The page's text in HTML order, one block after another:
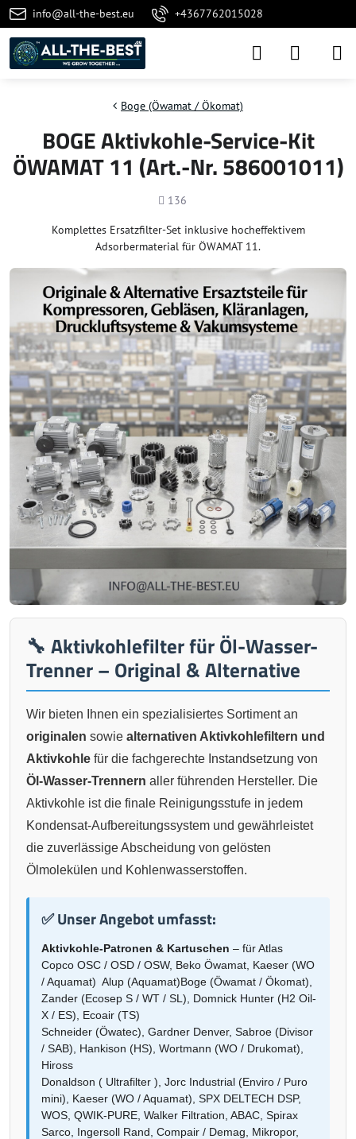
info@all-the-best.eu +4367762015028
Boge (Öwamat / Ökomat)
BOGE Aktivkohle-Service-Kit
ÖWAMAT 11 (Art.-Nr. 586001011)
Anzahl
136
Komplettes Ersatzfilter-Set inklusive hocheffektivem
Adsorbermaterial für ÖWAMAT 11.
🔧 Aktivkohlefilter für Öl-Wasser-
Trenner – Original & Alternative
Wir bieten Ihnen ein spezialisiertes Sortiment an
originalen sowie alternativen Aktivkohlefiltern und
Aktivkohle für die fachgerechte Instandsetzung von
Öl-Wasser-Trennern aller führenden Hersteller. Die
Aktivkohle ist die finale Reinigungsstufe in jedem
Kondensat-Aufbereitungssystem und gewährleistet
die zuverlässige Abscheidung von gelösten
Ölmolekülen und Kohlenwasserstoffen.
✅ Unser Angebot umfasst:
Aktivkohle-Patronen & Kartuschen – für Atlas
Copco OSC / OSD / OSW, Beko Öwamat, Kaeser (WO
/ Aquamat) Alup (Aquamat)Boge (Öwamat / Ökomat),
Zander (Ecosep S / WT / SL), Domnick Hunter (H2 Oil-
X / ES), Ecoair (TS)
Schneider (Öwatec), Gardner Denver, Sabroe (Divisor
/ SAB), Hankison (HS), Wortmann (WO / Drukomat),
Hiross
Donaldson ( Ultrafilter ), Jorc Industrial (Enviro / Puro
mini), Kaeser (WO / Aquamat), SPX DELTECH DSP,
WOS, QWIK-PURE, Walker Filtration, ABAC, Spirax
Sarco, Ingersoll Rand, Compair / Demag, Mikropor,